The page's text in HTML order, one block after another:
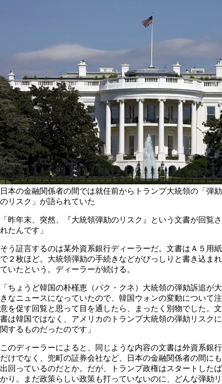
日本の金融関係者の間では就任前からトランプ大統領の「弾劾
のリスク」が語られていた
「昨年末、突然、『大統領弾劾のリスク』という文書が回覧さ
れたんです」
そう証言するのは某外資系銀行ディーラーだ。文書はＡ５用紙
で２枚ほど。大統領弾劾の手続きなどがびっしりと書き込まれ
ていたという。ディーラーが続ける。
「ちょうど韓国の朴槿恵（パク・クネ）大統領の弾劾訴追が大
きなニュースになっていたので、韓国ウォンの変動について注
意を促す回覧と思って目を通したら、まったく別物でした。文
書は韓国ではなく、アメリカのトランプ大統領の弾劾リスクに
関するものだったのです」
このディーラーによると、同じような内容の文書は外資系銀行
だけでなく、兜町の証券会社など、日本の金融関係者の間にも
出回っているのだとか。だが、トランプ政権はスタートしたば
かり。まだ政策らしい政策も打っていないのに、どんな弾劾リ